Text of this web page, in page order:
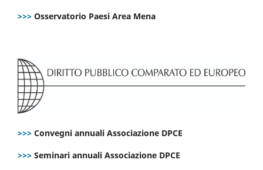
>>> Osservatorio Paesi Area Mena
>>> Convegni annuali Associazione DPCE
>>> Seminari annuali Associazione DPCE